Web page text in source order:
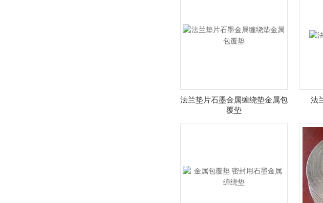
法兰垫片石墨金属缠绕垫金属包
覆垫
法